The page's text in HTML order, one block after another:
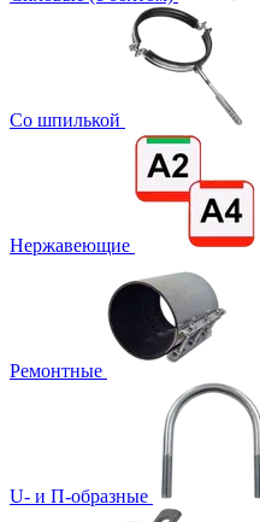
Со шпилькой
Нержавеющие
Ремонтные
U- и П-образные